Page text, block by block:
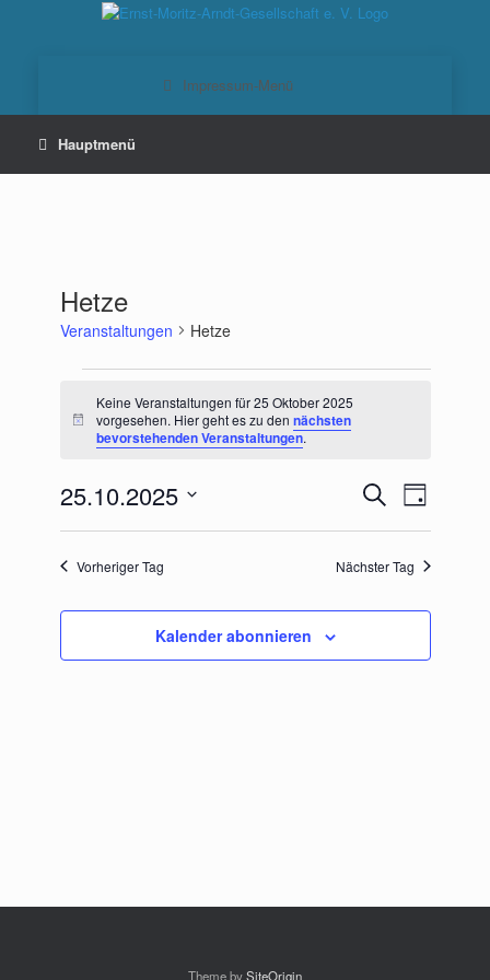
Hetze
Veranstaltungen Hetze
25
Oktober
Hinweis
Keine Veranstaltungen für 25 Oktober 2025
vorgesehen. Hier geht es zu dennächsten
bevorstehenden Veranstaltungen.
Veranstaltungen
Suche
und
Navigation
Suche
Ansichten-
Navigation
Tag
25.10.2025
Vorheriger Tag Nächster Tag
Kalender abonnieren
Theme bySiteOrigin